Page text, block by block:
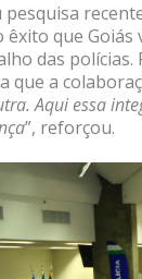
que
das polícias.
que a
Aqui essa
”, reforçou.